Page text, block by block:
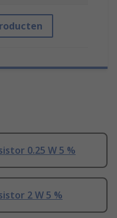
0.25 W 5 %
2 W 5 %